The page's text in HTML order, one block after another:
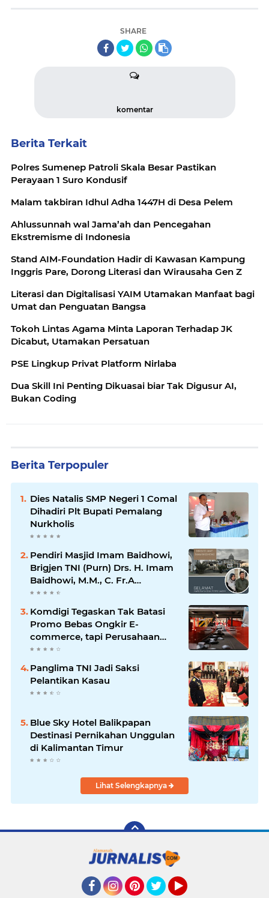
SHARE
komentar
Berita Terkait
Polres Sumenep Patroli Skala Besar Pastikan
Perayaan 1 Suro Kondusif
Malam takbiran Idhul Adha 1447H di Desa Pelem
Ahlussunnah wal Jama’ah dan Pencegahan
Ekstremisme di Indonesia
Stand AIM-Foundation Hadir di Kawasan Kampung
Inggris Pare, Dorong Literasi dan Wirausaha Gen Z
Literasi dan Digitalisasi YAIM Utamakan Manfaat bagi
Umat dan Penguatan Bangsa
Tokoh Lintas Agama Minta Laporan Terhadap JK
Dicabut, Utamakan Persatuan
PSE Lingkup Privat Platform Nirlaba
Dua Skill Ini Penting Dikuasai biar Tak Digusur AI,
Bukan Coding
Berita Terpopuler
Dies Natalis SMP Negeri 1 Comal
Dihadiri Plt Bupati Pemalang
Nurkholis
Pendiri Masjid Imam Baidhowi,
Brigjen TNI (Purn) Drs. H. Imam
Baidhowi, M.M., C. Fr.A
Mengucapkan Selamat Idul Fitri
1445 H
Komdigi Tegaskan Tak Batasi
Promo Bebas Ongkir E-
commerce, tapi Perusahaan
Kurir
Panglima TNI Jadi Saksi
Pelantikan Kasau
Blue Sky Hotel Balikpapan
Destinasi Pernikahan Unggulan
di Kalimantan Timur
Lihat Selengkapnya